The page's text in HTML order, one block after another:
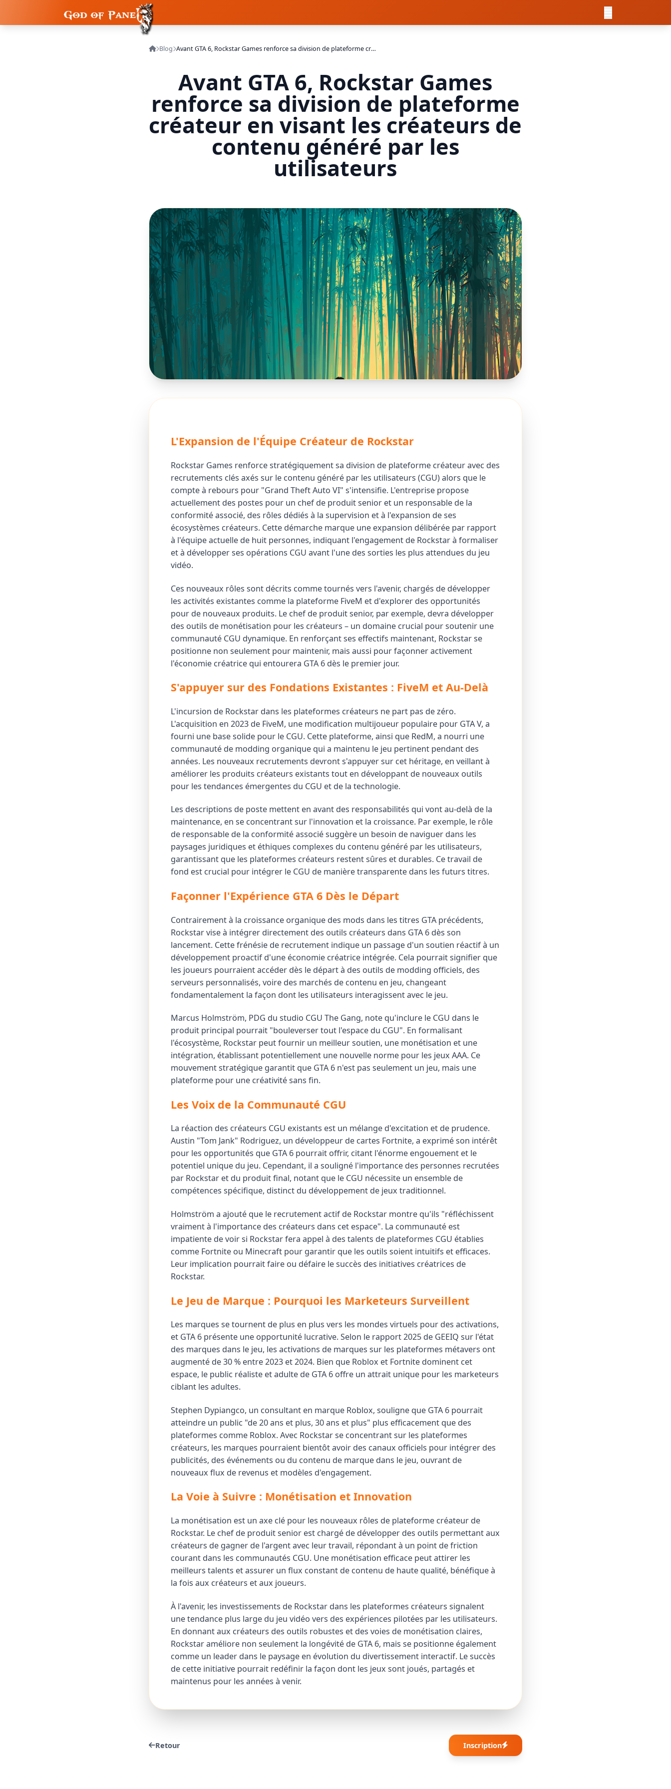
Blog Avant GTA 6, Rockstar Games renforce sa division de plateforme créateur en visant les créateurs de contenu généré par les utilisateurs
Avant GTA 6, Rockstar Games
renforce sa division de plateforme
créateur en visant les créateurs de
contenu généré par les
utilisateurs
L'Expansion de l'Équipe Créateur de Rockstar
Rockstar Games renforce stratégiquement sa division de plateforme créateur avec des
recrutements clés axés sur le contenu généré par les utilisateurs (CGU) alors que le
compte à rebours pour "Grand Theft Auto VI" s'intensifie. L'entreprise propose
actuellement des postes pour un chef de produit senior et un responsable de la
conformité associé, des rôles dédiés à la supervision et à l'expansion de ses
écosystèmes créateurs. Cette démarche marque une expansion délibérée par rapport
à l'équipe actuelle de huit personnes, indiquant l'engagement de Rockstar à formaliser
et à développer ses opérations CGU avant l'une des sorties les plus attendues du jeu
vidéo.
Ces nouveaux rôles sont décrits comme tournés vers l'avenir, chargés de développer
les activités existantes comme la plateforme FiveM et d'explorer des opportunités
pour de nouveaux produits. Le chef de produit senior, par exemple, devra développer
des outils de monétisation pour les créateurs – un domaine crucial pour soutenir une
communauté CGU dynamique. En renforçant ses effectifs maintenant, Rockstar se
positionne non seulement pour maintenir, mais aussi pour façonner activement
l'économie créatrice qui entourera GTA 6 dès le premier jour.
S'appuyer sur des Fondations Existantes : FiveM et Au-Delà
L'incursion de Rockstar dans les plateformes créateurs ne part pas de zéro.
L'acquisition en 2023 de FiveM, une modification multijoueur populaire pour GTA V, a
fourni une base solide pour le CGU. Cette plateforme, ainsi que RedM, a nourri une
communauté de modding organique qui a maintenu le jeu pertinent pendant des
années. Les nouveaux recrutements devront s'appuyer sur cet héritage, en veillant à
améliorer les produits créateurs existants tout en développant de nouveaux outils
pour les tendances émergentes du CGU et de la technologie.
Les descriptions de poste mettent en avant des responsabilités qui vont au-delà de la
maintenance, en se concentrant sur l'innovation et la croissance. Par exemple, le rôle
de responsable de la conformité associé suggère un besoin de naviguer dans les
paysages juridiques et éthiques complexes du contenu généré par les utilisateurs,
garantissant que les plateformes créateurs restent sûres et durables. Ce travail de
fond est crucial pour intégrer le CGU de manière transparente dans les futurs titres.
Façonner l'Expérience GTA 6 Dès le Départ
Contrairement à la croissance organique des mods dans les titres GTA précédents,
Rockstar vise à intégrer directement des outils créateurs dans GTA 6 dès son
lancement. Cette frénésie de recrutement indique un passage d'un soutien réactif à un
développement proactif d'une économie créatrice intégrée. Cela pourrait signifier que
les joueurs pourraient accéder dès le départ à des outils de modding officiels, des
serveurs personnalisés, voire des marchés de contenu en jeu, changeant
fondamentalement la façon dont les utilisateurs interagissent avec le jeu.
Marcus Holmström, PDG du studio CGU The Gang, note qu'inclure le CGU dans le
produit principal pourrait "bouleverser tout l'espace du CGU". En formalisant
l'écosystème, Rockstar peut fournir un meilleur soutien, une monétisation et une
intégration, établissant potentiellement une nouvelle norme pour les jeux AAA. Ce
mouvement stratégique garantit que GTA 6 n'est pas seulement un jeu, mais une
plateforme pour une créativité sans fin.
Les Voix de la Communauté CGU
La réaction des créateurs CGU existants est un mélange d'excitation et de prudence.
Austin "Tom Jank" Rodriguez, un développeur de cartes Fortnite, a exprimé son intérêt
pour les opportunités que GTA 6 pourrait offrir, citant l'énorme engouement et le
potentiel unique du jeu. Cependant, il a souligné l'importance des personnes recrutées
par Rockstar et du produit final, notant que le CGU nécessite un ensemble de
compétences spécifique, distinct du développement de jeux traditionnel.
Holmström a ajouté que le recrutement actif de Rockstar montre qu'ils "réfléchissent
vraiment à l'importance des créateurs dans cet espace". La communauté est
impatiente de voir si Rockstar fera appel à des talents de plateformes CGU établies
comme Fortnite ou Minecraft pour garantir que les outils soient intuitifs et efficaces.
Leur implication pourrait faire ou défaire le succès des initiatives créatrices de
Rockstar.
Le Jeu de Marque : Pourquoi les Marketeurs Surveillent
Les marques se tournent de plus en plus vers les mondes virtuels pour des activations,
et GTA 6 présente une opportunité lucrative. Selon le rapport 2025 de GEEIQ sur l'état
des marques dans le jeu, les activations de marques sur les plateformes métavers ont
augmenté de 30 % entre 2023 et 2024. Bien que Roblox et Fortnite dominent cet
espace, le public réaliste et adulte de GTA 6 offre un attrait unique pour les marketeurs
ciblant les adultes.
Stephen Dypiangco, un consultant en marque Roblox, souligne que GTA 6 pourrait
atteindre un public "de 20 ans et plus, 30 ans et plus" plus efficacement que des
plateformes comme Roblox. Avec Rockstar se concentrant sur les plateformes
créateurs, les marques pourraient bientôt avoir des canaux officiels pour intégrer des
publicités, des événements ou du contenu de marque dans le jeu, ouvrant de
nouveaux flux de revenus et modèles d'engagement.
La Voie à Suivre : Monétisation et Innovation
La monétisation est un axe clé pour les nouveaux rôles de plateforme créateur de
Rockstar. Le chef de produit senior est chargé de développer des outils permettant aux
créateurs de gagner de l'argent avec leur travail, répondant à un point de friction
courant dans les communautés CGU. Une monétisation efficace peut attirer les
meilleurs talents et assurer un flux constant de contenu de haute qualité, bénéfique à
la fois aux créateurs et aux joueurs.
À l'avenir, les investissements de Rockstar dans les plateformes créateurs signalent
une tendance plus large du jeu vidéo vers des expériences pilotées par les utilisateurs.
En donnant aux créateurs des outils robustes et des voies de monétisation claires,
Rockstar améliore non seulement la longévité de GTA 6, mais se positionne également
comme un leader dans le paysage en évolution du divertissement interactif. Le succès
de cette initiative pourrait redéfinir la façon dont les jeux sont joués, partagés et
maintenus pour les années à venir.
Retour Inscription